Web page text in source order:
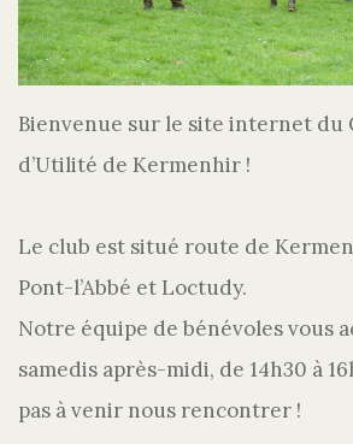
Bienvenue sur le site internet du
d’Utilité de Kermenhir !
Le club est situé route de
Pont-l’Abbé et Loctudy.
Notre équipe de bénévoles vous
samedis après-midi, de 14h30 à
pas à venir nous rencontrer !